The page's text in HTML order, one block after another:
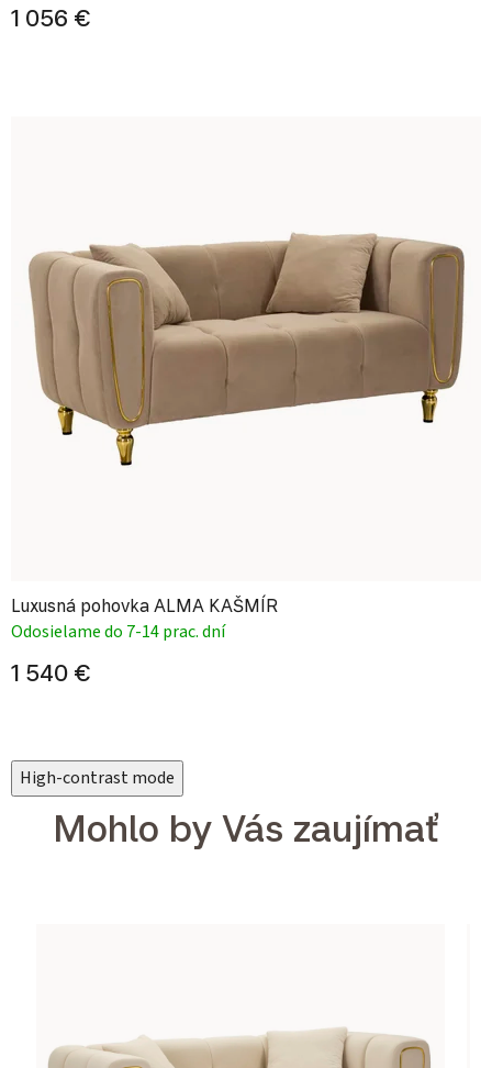
1 056 €
Luxusná pohovka ALMA KAŠMÍR
Odosielame do 7-14 prac. dní
1 540 €
High-contrast mode
Mohlo by Vás zaujímať